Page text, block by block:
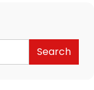
Search